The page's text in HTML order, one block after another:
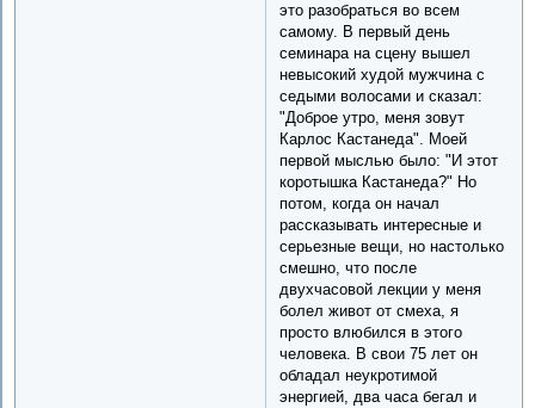
это разобраться во всем
самому. В первый день
семинара на сцену вышел
невысокий худой мужчина с
седыми волосами и сказал:
"Доброе утро, меня зовут
Карлос Кастанеда". Моей
первой мыслью было: "И этот
коротышка Кастанеда?" Но
потом, когда он начал
рассказывать интересные и
серьезные вещи, но настолько
смешно, что после
двухчасовой лекции у меня
болел живот от смеха, я
просто влюбился в этого
человека. В свои 75 лет он
обладал неукротимой
энергией, два часа бегал и